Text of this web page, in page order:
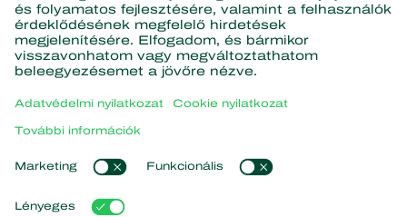
A természet partnerei
Parazita darazsak
Hasznos fonálférgek
Hasznos mikroorganizmusok
Növényvédelem
A Koppertről
Hírek és információk
Népszerű linkek
Koppert One